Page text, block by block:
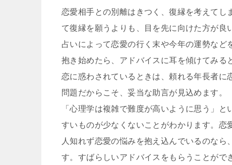
恋愛相手との別離はきつく、復縁を考えてし
て復縁を願うよりも、目を先に向けた方が良
占いによって恋愛の行く末や今年の運勢な
抱き始めたら、アドバイスに耳を傾けてみる
恋に惑わされているときは、頼れる年長者に
問題だからこそ、妥当な助言が見込めます。
「心理学は複雑で難度が高いように思う」
すいものが少なくないことがわかります。恋
人知れず恋愛の悩みを抱え込んでいるのな
す。すばらしいアドバイスをもらうことがで